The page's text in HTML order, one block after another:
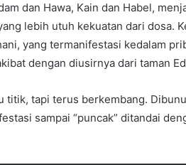
dan Hawa, Kain dan Habel,
lebih utuh kekuatan dari dosa.
yang termanifestasi kedalam
dengan diusirnya dari taman
titik, tapi terus berkembang.
sampai “puncak” ditandai